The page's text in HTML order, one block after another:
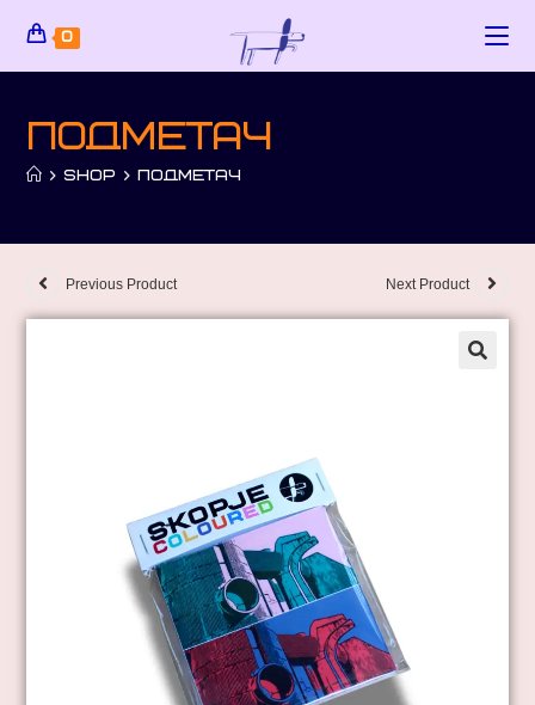
0
Подметач
> SHOP > ПОДМЕТАЧ
Previous Product Next Product